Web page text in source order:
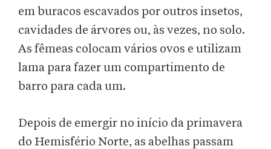
em buracos escavados por outros insetos,
cavidades de árvores ou, às vezes, no solo.
As fêmeas colocam vários ovos e utilizam
lama para fazer um compartimento de
barro para cada um.
Depois de emergir no início da primavera
do Hemisfério Norte, as abelhas passam